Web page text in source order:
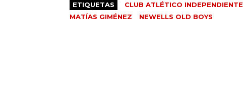
ETIQUETAS CLUB ATLÉTICO INDEPENDIENTE
MATÍAS GIMÉNEZ
NEWELLS OLD BOYS